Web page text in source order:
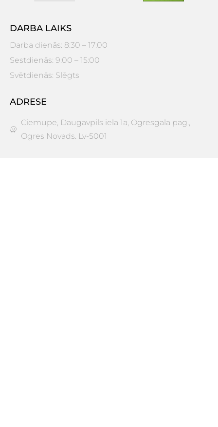
DARBA LAIKS
Darba dienās: 8:30 – 17:00
Sestdienās: 9:00 – 15:00
Svētdienās: Slēgts
ADRESE
Ciemupe, Daugavpils iela 1a, Ogresgala pag.,
Ogres Novads. Lv-5001